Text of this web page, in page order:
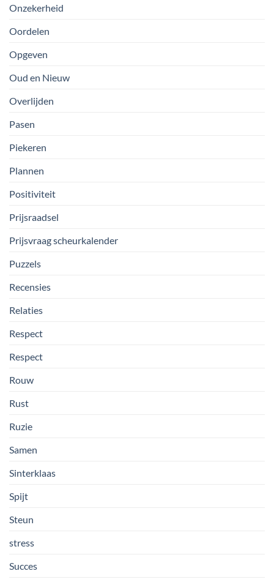
Onzekerheid
Oordelen
Opgeven
Oud en Nieuw
Overlijden
Pasen
Piekeren
Plannen
Positiviteit
Prijsraadsel
Prijsvraag scheurkalender
Puzzels
Recensies
Relaties
Respect
Respect
Rouw
Rust
Ruzie
Samen
Sinterklaas
Spijt
Steun
stress
Succes